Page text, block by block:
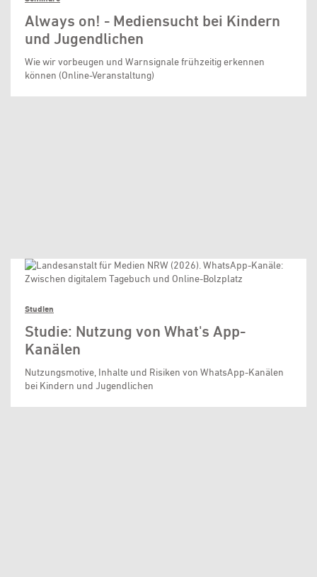
Always on! - Mediensucht bei Kindern
und Jugendlichen
Wie wir vorbeugen und Warnsignale frühzeitig erkennen
können (Online-Veranstaltung)
Studien
Studie: Nutzung von What's App-
Kanälen
Nutzungsmotive, Inhalte und Risiken von WhatsApp-Kanälen
bei Kindern und Jugendlichen